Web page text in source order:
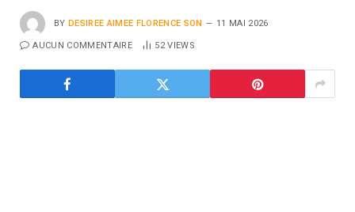
BY DESIREE AIMEE FLORENCE SON 11 MAI 2026
AUCUN COMMENTAIRE 52VIEWS